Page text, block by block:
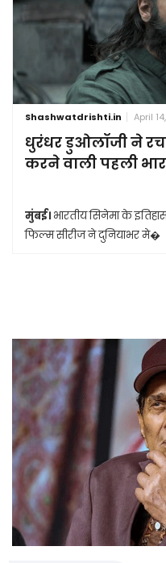
Shashwatdrishti.in April
धुरंधर डुओलॉजी ने
करने वाली पहली
मुंबई। भारतीय सिनेमा के
फिल्म सीरीज ने दुनियाभर मे�